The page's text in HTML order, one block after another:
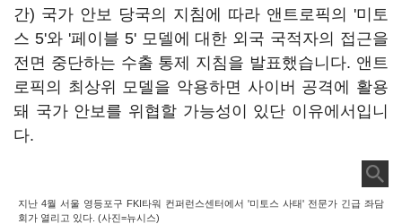
간) 국가 안보 당국의 지침에 따라 앤트로픽의 '미토
스 5'와 '페이블 5' 모델에 대한 외국 국적자의 접근을
전면 중단하는 수출 통제 지침을 발표했습니다. 앤트
로픽의 최상위 모델을 악용하면 사이버 공격에 활용
돼 국가 안보를 위협할 가능성이 있단 이유에서입니
다.
지난 4월 서울 영등포구 FKI타워 컨퍼런스센터에서 '미토스 사태' 전문가 긴급 좌담
회가 열리고 있다. (사진=뉴시스)